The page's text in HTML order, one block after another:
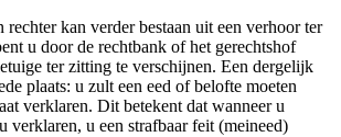
rechter kan verder bestaan uit een verhoor ter
u door de rechtbank of het gerechtshof
ter zitting te verschijnen. Een dergelijk
plaats: u zult een eed of belofte moeten
verklaren. Dit betekent dat wanneer u
verklaren, u een strafbaar feit (meineed)